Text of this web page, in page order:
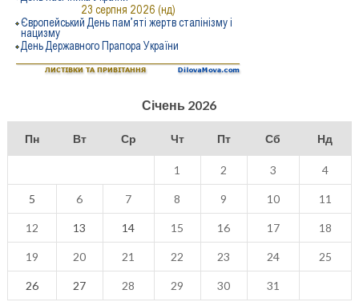
Січень 2026
Пн Вт Ср Чт Пт Сб Нд
1 2 3 4
5 6 7 8 9 10 11
12 13 14 15 16 17 18
19 20 21 22 23 24 25
26 27 28 29 30
31